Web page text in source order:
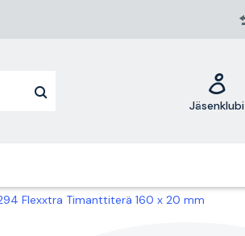
Jäsenklubi
Flexxtra Timanttiterä 160 x 20 mm